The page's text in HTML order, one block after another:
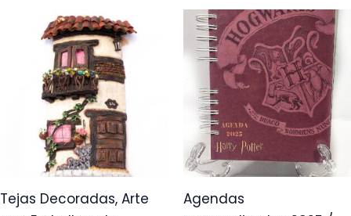
Tejas Decoradas, Arte
Agendas
Rango
precios:
desde
$10,00
hasta
$15,00
Este
Las
se